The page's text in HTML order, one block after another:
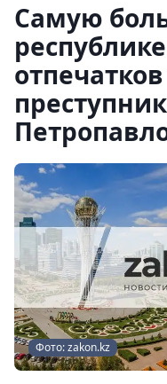
Самую
Фото: zakon.kz